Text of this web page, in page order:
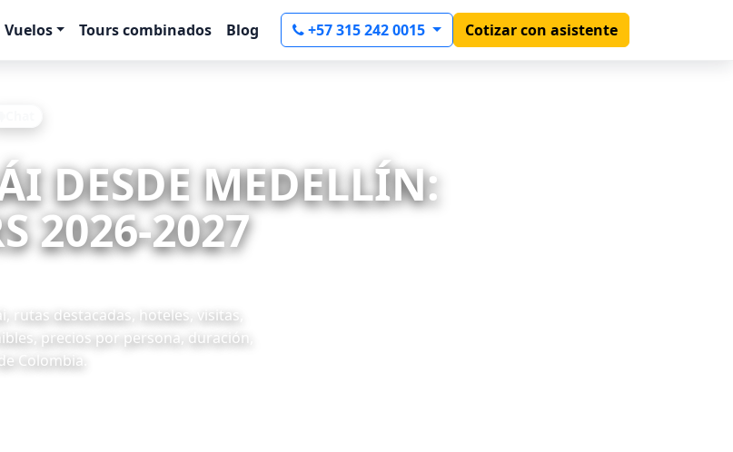
Vuelos Tours combinados Blog +57 315 242 0015 Cotizar con asistente
DESDE MEDELLÍN:
2026-2027
rutas destacadas, hoteles, visitas,
precios por persona, duración,
Colombia.